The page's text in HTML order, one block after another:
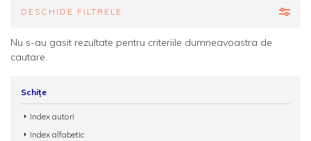
DESCHIDE FILTRELE
Nu s-au gasit rezultate pentru criteriile dumneavoastra de
cautare.
Schițe
Index autori
Index alfabetic